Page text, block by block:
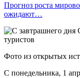
Прогноз роста
ожидают…
Фото из открытых
С понедельника, 1